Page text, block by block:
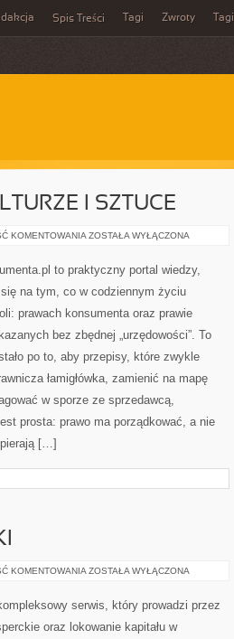
Spis Treści Tagi Zwroty Tagi
I SZTUCE
KOMENTOWANIA PRAWO
KULTURZE
I
ZOSTAŁA WYŁĄCZONA
to praktyczny portal wiedzy,
na tym, co w codziennym życiu
prawach konsumenta oraz prawie
bez zbędnej „urzędowości”. To
po to, aby przepisy, które zwykle
łamigłówka, zamienić na mapę
w sporze ze sprzedawcą,
prosta: prawo ma porządkować, a nie
[…]
KOMENTOWANIA INWESTOWANIE
ZOSTAŁA WYŁĄCZONA
serwis, który prowadzi przez
oraz lokowanie kapitału w